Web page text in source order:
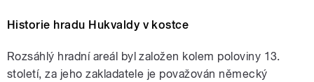
Historie hradu Hukvaldy v kostce
Rozsáhlý hradní areál byl založen kolem poloviny 13.
století, za jeho zakladatele je považován německý